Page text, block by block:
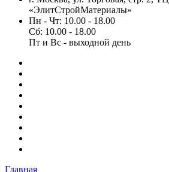
«ЭлитСтройМатериалы»
Пн - Чт: 10.00 - 18.00
Сб: 10.00 - 18.00
Пт и Вс - выходной день
Главная